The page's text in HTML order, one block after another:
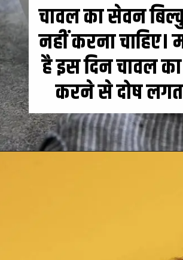
चावल का सेवन
नहीं करना चाहिए।
है इस दिन चावल
करने से दोष